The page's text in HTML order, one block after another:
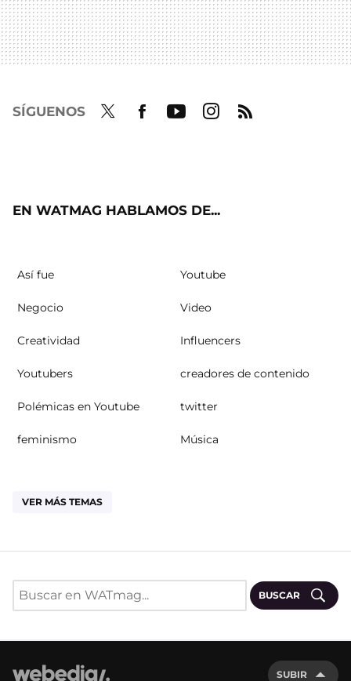
SÍGUENOS
EN WATMAG HABLAMOS DE...
Así fue Youtube
Negocio Video
Creatividad Influencers
Youtubers creadores de contenido
Polémicas en Youtube twitter
feminismo Música
VER MÁS TEMAS
BUSCAR
SUBIR